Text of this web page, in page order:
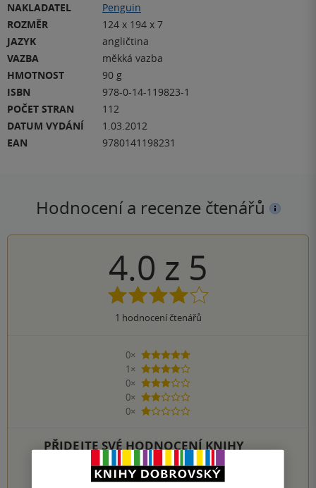
NAKLADATEL
Penguin
ROZMĚR
124 x 194 x 7
JAZYK
angličtina
VAZBA
měkká vazba
HMOTNOST
90 g
ISBN
978-0-14-119823-1
POČET STRAN
112
DATUM VYDÁNÍ
1.03.2012
EAN
9780141198231
Hodnocení a recenze čtenářů
4.0 z 5
1 hodnocení čtenářů
0×
5 hvězdiček
1×
4 hvězdičky
0×
3 hvězdičky
0×
2 hvězdičky
0×
1 hvezdička
PŘIDEJTE SVÉ HODNOCENÍ KNIHY
Hodnocení našich knihkupců: 0.0 z 5